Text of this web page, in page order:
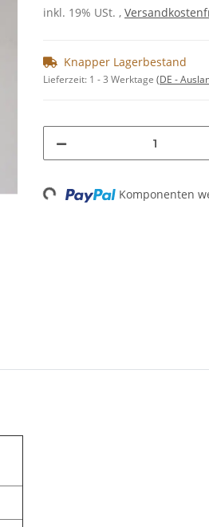
inkl. 19% USt. ,
Knapper Lagerbestand
Lieferzeit: 1 - 3 Werktage (DE -
Loading... Komponenten